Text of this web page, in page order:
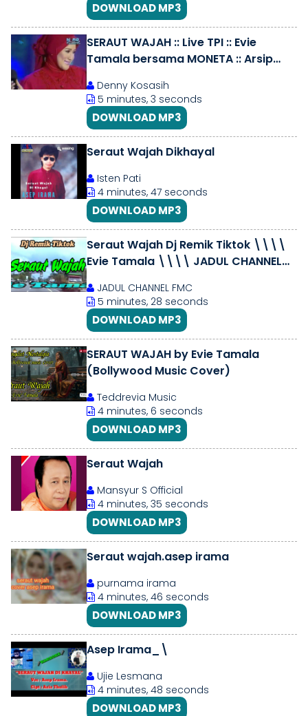
DOWNLOAD MP3
SERAUT WAJAH :: Live TPI :: Evie
Tamala bersama MONETA :: Arsip
Denny Kosasih
5 minutes, 3 seconds
DOWNLOAD MP3
Seraut Wajah Dikhayal
Isten Pati
4 minutes, 47 seconds
DOWNLOAD MP3
Seraut Wajah Dj Remik Tiktok \\\\
Evie Tamala \\\\ JADUL CHANNEL
JADUL CHANNEL FMC
5 minutes, 28 seconds
DOWNLOAD MP3
SERAUT WAJAH by Evie Tamala
(Bollywood Music Cover)
Teddrevia Music
4 minutes, 6 seconds
DOWNLOAD MP3
Seraut Wajah
Mansyur S Official
4 minutes, 35 seconds
DOWNLOAD MP3
Seraut wajah.asep irama
purnama irama
4 minutes, 46 seconds
DOWNLOAD MP3
Asep Irama_\
Ujie Lesmana
4 minutes, 48 seconds
DOWNLOAD MP3